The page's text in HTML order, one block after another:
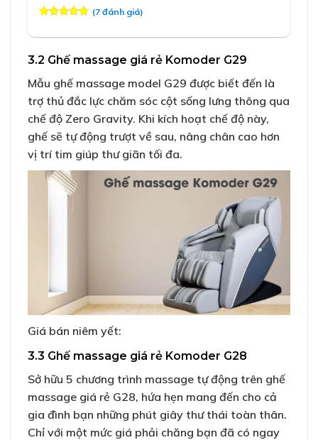
dựa trên
(7đánh giá)
3.2 Ghế massage giá rẻ Komoder G29
Mẫu ghế massage model G29 được biết đến là
trợ thủ đắc lực chăm sóc cột sống lưng thông qua
chế độ Zero Gravity. Khi kích hoạt chế độ này,
ghế sẽ tự động trượt về sau, nâng chân cao hơn
vị trí tim giúp thư giãn tối đa.
Giá bán niêm yết:
3.3 Ghế massage giá rẻ Komoder G28
Sở hữu 5 chương trình massage tự động trên ghế
massage giá rẻ G28, hứa hẹn mang đến cho cả
gia đình bạn những phút giây thư thái toàn thân.
Chỉ với một mức giá phải chăng bạn đã có ngay